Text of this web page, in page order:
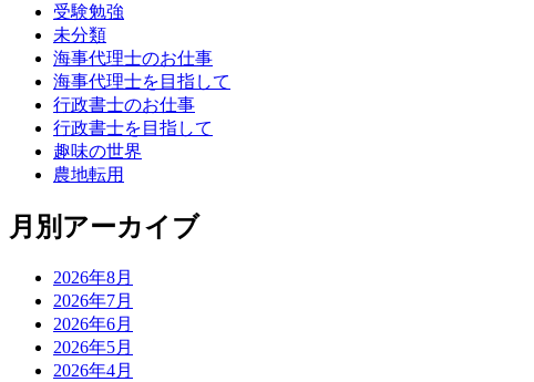
受験勉強
未分類
海事代理士のお仕事
海事代理士を目指して
行政書士のお仕事
行政書士を目指して
趣味の世界
農地転用
月別アーカイブ
2026年8月
2026年7月
2026年6月
2026年5月
2026年4月